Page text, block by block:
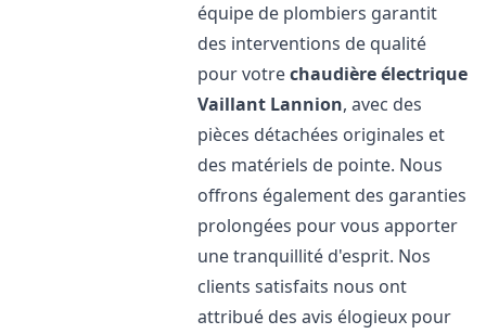
équipe de plombiers garantit
des interventions de qualité
pour votrechaudière électrique
Vaillant Lannion, avec des
pièces détachées originales et
des matériels de pointe. Nous
offrons également des garanties
prolongées pour vous apporter
une tranquillité d'esprit. Nos
clients satisfaits nous ont
attribué des avis élogieux pour